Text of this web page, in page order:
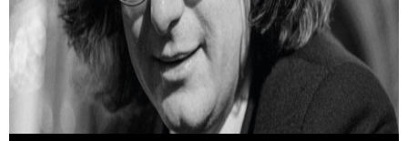
Hogyan készült Esterházy Péter legendás
Ottlik-másolata?
Esterházy Péter 1982-ben egy papírra lemásolta Ottlik
Géza kultikus regényét.